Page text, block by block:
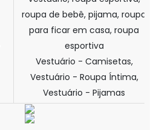
roupa de bebê, pijama, roupa
para ficar em casa, roupa
esportiva
Vestuário - Camisetas,
Vestuário - Roupa Íntima,
Vestuário - Pijamas